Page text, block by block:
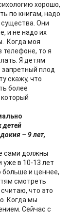
хорошо,
по книгам, надо
Они
и не надо их
Когда моя
телефоне, то я
Я детям
плод
скажу, что
более
– 9 лет,
сами должны
уже в 10-13 лет
и ценнее,
смотреть
что это
Когда мы
Сейчас с